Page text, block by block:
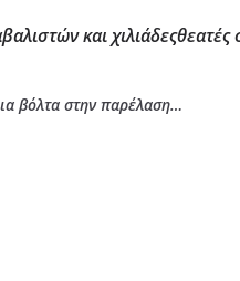
και
βόλτα στην παρέλαση…